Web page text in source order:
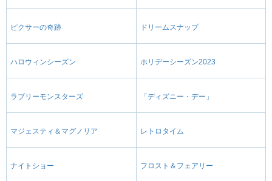
ピクサーの奇跡 ドリームスナップ
ハロウィンシーズン ホリデーシーズン2023
ラブリーモンスターズ 「ディズニー・デー」
マジェスティ＆マグノリア レトロタイム
ナイトショー フロスト＆フェアリー